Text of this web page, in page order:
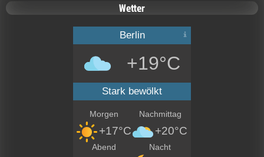
Wetter
Berlin
+19°C
Stark bewölkt
Morgen
+17°C
Nachmittag
+20°C
Abend Nacht